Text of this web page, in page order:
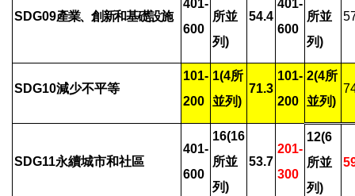
SDG09產業、創新和基礎設施
401-
600
所並
列)
54.4
401-
600
所並
列)
SDG10減少不平等
101-
200
1(4所
並列)
71.3
101-
200
2(4所
並列)
SDG11永續城市和社區
401-
600
16(16
所並
列)
53.7
201-
300
12(6
所並
列)